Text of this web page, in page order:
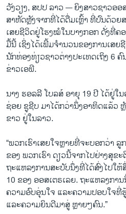
ພາສາຕ່າງໆ
ວັງວຽງ, ສປປ ລາວ —ຍິງສາວຊາວອ
ສາຫັດຫຼັງຈາກທີ່ໄດ້ດື່ມເຫຼົ້າ ທີ່ປົນດ້ວຍ
ເສຍຊີວິດຢູ່ໂຮງໝໍໃນບາງກອກ ດັ່ງທີ່ຄ
ມື້ນີ້ ເຊິ່ງໄດ້ເພີ້ມຈຳນວນຂອງການເສ
ນັກທ່ອງທ່ຽວຊາວຕ່າງປະເທດເຖິງ 6
ຂ່າວເອພີ.
ນາງ ຮອລລີ ໂບລສ໌ ອາຍຸ 19 ປີ ໄດ້ຢູ່ໃ
ຊ່ອຍ ຊູຊີບ ມາໄດ້ກວ່ານຶ່ງອາທິດແລ້ວ
ຂາວ ຢູ່ໃນລາວ.
“ພວກເຮົາເສຍໃຈຫຼາຍທີ່ຈະບອກວ່າ
ຂອງ ພວກເຮົາ ດຽວນີ້ຈາກໄປຢ່າງສຸຂ
ຖະແຫລງການສະບັບນຶ່ງທີ່ໄດ້ສົ່ງໄປໃ
10 ຂອງ ອອສເຕຣເລຍ. ຖະແຫລງກາ
ຄວາມອົບອຸ່ນໃຈ ແລະຄວາມປອບໃຈທີ່
ແລະຄວາມຍິນດີມາສູ່ ຫຼາຍໆຄົນ.”